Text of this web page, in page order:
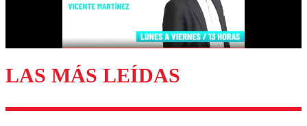
Enviar comentario
LAS MÁS LEÍDAS